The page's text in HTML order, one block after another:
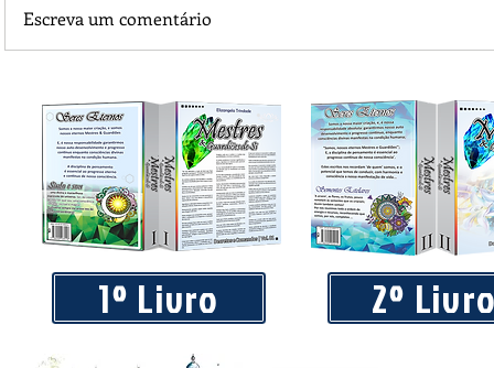
Reveja quem são os Candidatos ao Senado por MT
Escreva um comentário
1º Livro 2º